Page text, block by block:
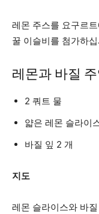
레몬 주스를 요구르
꿀 이슬비를 첨가하
레몬과 바질
2 쿼트 물
얇은 레몬 슬라이
바질 잎 2 개
지도
레몬 슬라이스와 바